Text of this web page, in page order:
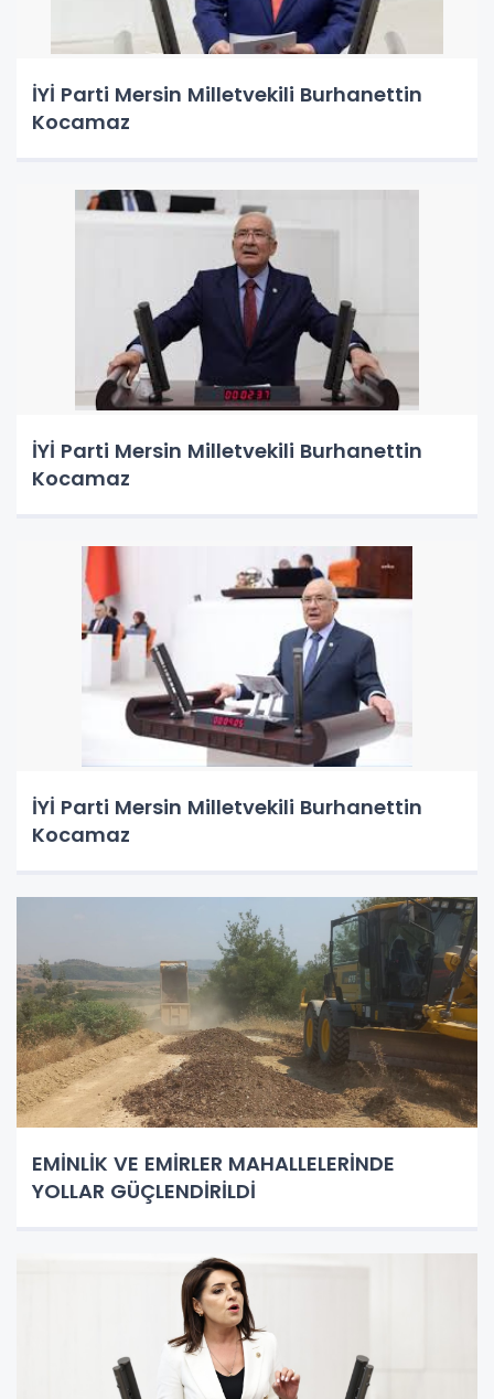
İYİ Parti Mersin Milletvekili Burhanettin
Kocamaz
İYİ Parti Mersin Milletvekili Burhanettin
Kocamaz
İYİ Parti Mersin Milletvekili Burhanettin
Kocamaz
EMİNLİK VE EMİRLER MAHALLELERİNDE
YOLLAR GÜÇLENDİRİLDİ